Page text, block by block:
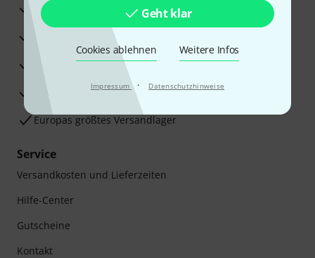
Geht klar
Cookies ablehnen Weitere Infos
Impressum · Datenschutzhinweise
30 Tage Money-Back-Garantie
Reparaturservice
Beratung durch Fachexperten
Zufriedenheitsgarantie
Europas größtes Versandlager
Service
Versandkosten und Lieferzeiten
Hilfe-Center
Gutscheine
Kontakt